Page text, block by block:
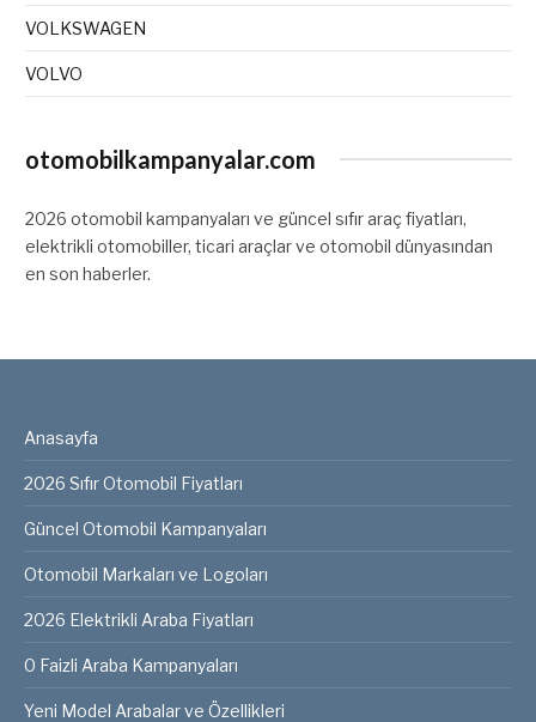
VOLKSWAGEN
VOLVO
otomobilkampanyalar.com
2026 otomobil kampanyaları ve güncel sıfır araç fiyatları,
elektrikli otomobiller, ticari araçlar ve otomobil dünyasından
en son haberler.
Anasayfa
2026 Sıfır Otomobil Fiyatları
Güncel Otomobil Kampanyaları
Otomobil Markaları ve Logoları
2026 Elektrikli Araba Fiyatları
0 Faizli Araba Kampanyaları
Yeni Model Arabalar ve Özellikleri